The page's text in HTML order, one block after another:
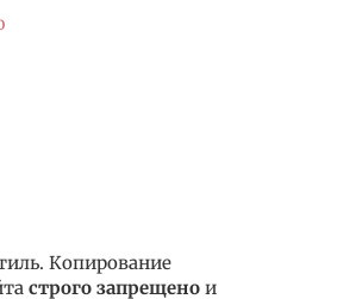
Копирование
строго запрещено и